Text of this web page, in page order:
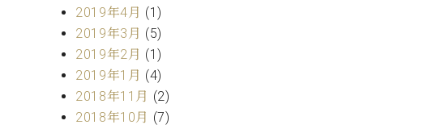
2019年4月 (1)
2019年3月 (5)
2019年2月 (1)
2019年1月 (4)
2018年11月 (2)
2018年10月 (7)